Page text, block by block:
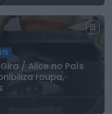
/ Alice no País
roupa,